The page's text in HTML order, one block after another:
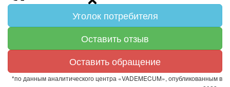
Уголок потребителя
Оставить отзыв
Оставить обращение
*по данным аналитического центра «VADEMECUM», опубликованным в